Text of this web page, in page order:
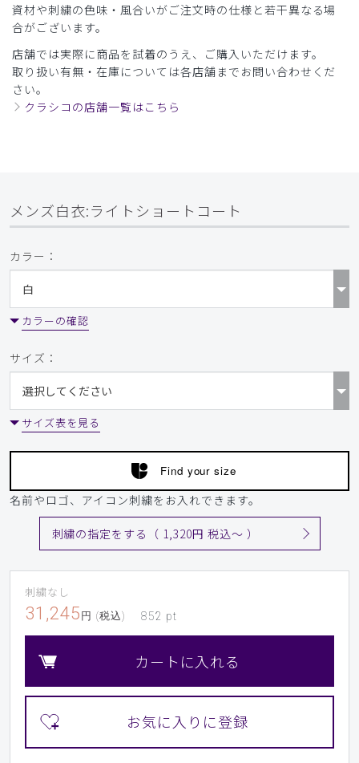
資材や刺繍の色味・風合いがご注文時の仕様と若干異なる場
合がございます。
店舗では実際に商品を試着のうえ、ご購入いただけます。
取り扱い有無・在庫については各店舗までお問い合わせくだ
さい。
クラシコの店舗一覧はこちら
メンズ白衣:ライトショートコート
カラー：
カラーの確認
サイズ：
サイズ表を見る
Find your size
名前やロゴ、アイコン刺繍をお入れできます。
刺繍の指定をする（ 1,320円 税込〜 ）
刺繍なし
31,245 円 (税込) 852 pt
カートに入れる